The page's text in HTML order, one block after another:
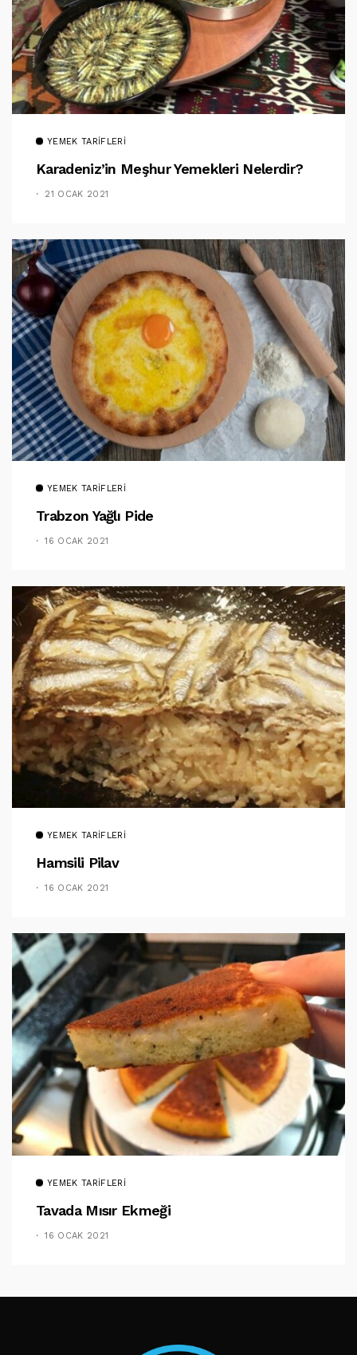
YEMEK TARIFLERI
Karadeniz’in Meşhur Yemekleri Nelerdir?
21 OCAK 2021
YEMEK TARIFLERI
Trabzon Yağlı Pide
16 OCAK 2021
YEMEK TARIFLERI
Hamsili Pilav
16 OCAK 2021
YEMEK TARIFLERI
Tavada Mısır Ekmeği
16 OCAK 2021
TAKIP ET